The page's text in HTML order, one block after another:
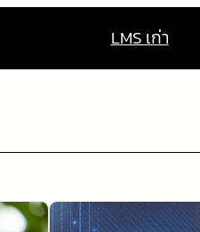
LMS เก่า